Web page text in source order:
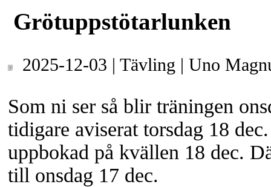
Grötuppstötarlunken
2025-12-03 | Tävling | Uno
Som ni ser så blir träningen
tidigare aviserat torsdag 18
uppbokad på kvällen 18 dec.
till onsdag 17 dec.